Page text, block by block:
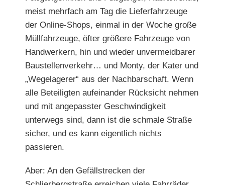
meist mehrfach am Tag die Lieferfahrzeuge
der Online-Shops, einmal in der Woche große
Müllfahrzeuge, öfter größere Fahrzeuge von
Handwerkern, hin und wieder unvermeidbarer
Baustellenverkehr… und Monty, der Kater und
„Wegelagerer“ aus der Nachbarschaft. Wenn
alle Beteiligten aufeinander Rücksicht nehmen
und mit angepasster Geschwindigkeit
unterwegs sind, dann ist die schmale Straße
sicher, und es kann eigentlich nichts
passieren.
Aber: An den Gefällstrecken der